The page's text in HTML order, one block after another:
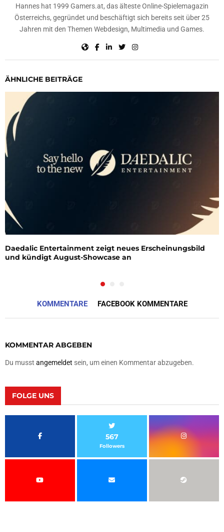
Hannes hat 1999 Gamers.at, das älteste Online-Spielemagazin
Österreichs, gegründet und beschäftigt sich bereits seit über 25
Jahren mit den Themen Webdesign, Multimedia und Games.
ÄHNLICHE BEITRÄGE
Daedalic Entertainment zeigt neues Erscheinungsbild
und kündigt August-Showcase an
KOMMENTARE FACEBOOK KOMMENTARE
KOMMENTAR ABGEBEN
Du musst angemeldet sein, um einen Kommentar abzugeben.
FOLGE UNS
567
Followers